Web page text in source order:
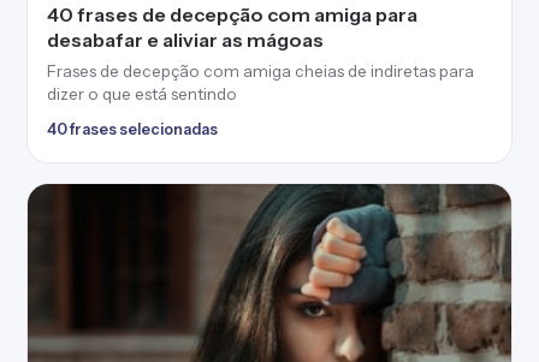
40 frases de decepção com amiga para
desabafar e aliviar as mágoas
Frases de decepção com amiga cheias de indiretas para
dizer o que está sentindo
40 frases selecionadas